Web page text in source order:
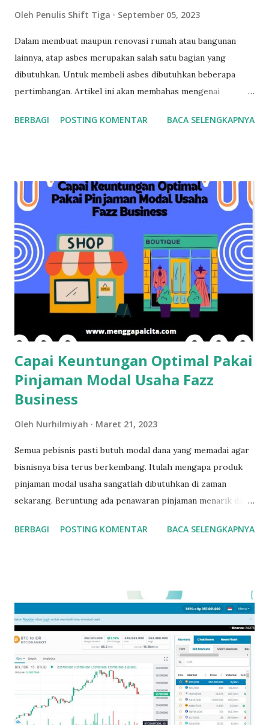
Oleh Penulis Shift Tiga September 05, 2023
Dalam membuat maupun renovasi rumah atau bangunan
lainnya, atap asbes merupakan salah satu bagian yang
dibutuhkan. Untuk membeli asbes dibutuhkan beberapa
pertimbangan. Artikel ini akan membahas mengenai
Asbes? Sebelum kita membahas cara membeli asbes dengan
sebagai bahan atap. Asbes adalah serat mineral alami yang
sangat tahan terhadap panas, api, dan korosi, sehingga
sering digunakan sebagai bahan pelapis atap. Meskipun
memiliki sifat yang sangat tahan lama, asbes juga dikenal
karena potensi risiko kesehatan yang terkait dengan
paparan debunya. Oleh karena itu, penggunaan atap asbes
saat ini sangat diatur dan dikendalikan untuk melindungi
kesehatan manusia. List Harga Asbes Sebelum Anda
membeli asbes, penting untuk mengetahui berapa harga
asbes per lembar atau per meter pe...
BERBAGI POSTING KOMENTAR BACA SELENGKAPNYA
Capai Keuntungan Optimal Pakai
Pinjaman Modal Usaha Fazz
Business
Oleh Nurhilmiyah Maret 21, 2023
Semua pebisnis pasti butuh modal dana yang memadai agar
bisnisnya bisa terus berkembang. Itulah mengapa produk
pinjaman modal usaha sangatlah dibutuhkan di zaman
sekarang. Beruntung ada penawaran pinjaman menarik dari
sebuah usaha. Yuk, cari tahu lebih banyak lagi tentang
modal usaha. Namun tidak semuanya memberi kemudahan
dan penawaran terbaik. Fitur Loan dari Fazz Business
adalah sebuah pilihan tepat yang bisa kamu andalkan saat
ini. Berikut adalah beberapa keunggulan yang ditawarkan
oleh produk pinjaman tersebut: 1. Limit Pinjaman yang
Besar Produk pinjaman ini menawarkan limit pinjaman yang
cukup besar. Kamu bisa menikmati limit sampai Rp2 Miliar
yang artinya sangat mencukupi untuk kebutuhan modal
BERBAGI POSTING KOMENTAR BACA SELENGKAPNYA